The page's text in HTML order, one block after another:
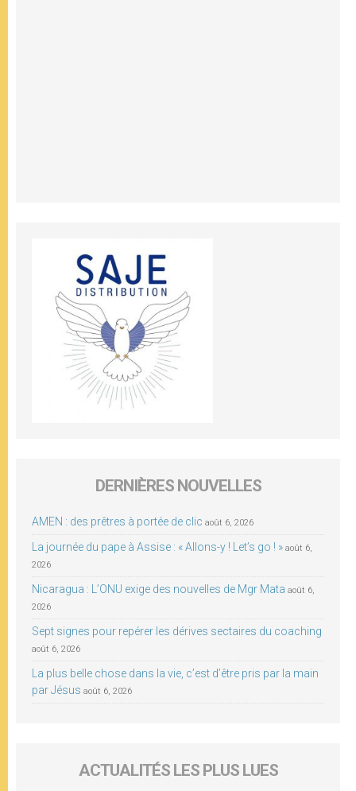
DERNIÈRES NOUVELLES
AMEN : des prêtres à portée de clic août 6, 2026
La journée du pape à Assise : « Allons-y ! Let’s go ! » août 6,
2026
Nicaragua : L’ONU exige des nouvelles de Mgr Mata août 6,
2026
Sept signes pour repérer les dérives sectaires du coaching
août 6, 2026
La plus belle chose dans la vie, c’est d’être pris par la main
par Jésus août 6, 2026
ACTUALITÉS LES PLUS LUES